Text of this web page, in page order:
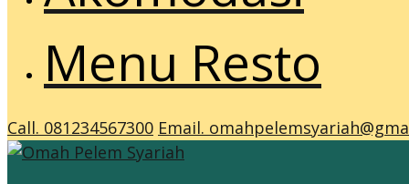
Menu Resto
Call. 081234567300 Email.